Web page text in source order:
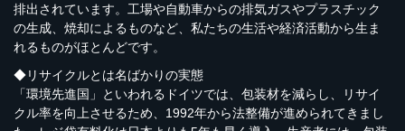
排出されています。工場や自動車からの排気ガスやプラスチック
の生成、焼却によるものなど、私たちの生活や経済活動から生ま
れるものがほとんどです。
◆リサイクルとは名ばかりの実態
「環境先進国」といわれるドイツでは、包装材を減らし、リサイ
クル率を向上させるため、 1992年から法整備が進められてきまし